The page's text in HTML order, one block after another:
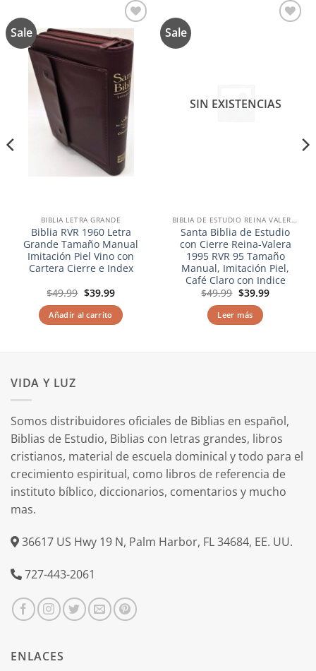
Sale
a la
lista de
deseos
BIBLIA LETRA GRANDE
Biblia RVR 1960 Letra
Grande Tamaño Manual
Imitación Piel Vino con
Cartera Cierre e Index
$49.99 El
precio
original
era:
$49.99.
$39.99El
actual
es:
$39.99.
Añadir al carrito
Sale
SIN EXISTENCIAS
BIBLIA DE ESTUDIO REINA VALERA RVR
Santa Biblia de Estudio
con Cierre Reina-Valera
1995 RVR 95 Tamaño
Manual, Imitación Piel,
Café Claro con Indice
$49.99 El
precio
original
era:
$49.99.
$39.99El
Leer más
VIDA Y LUZ
Somos distribuidores oficiales de Biblias en español,
Biblias de Estudio, Biblias con letras grandes, libros
cristianos, material de escuela dominical y todo para el
crecimiento espiritual, como libros de referencia de
instituto bíblico, diccionarios, comentarios y mucho
mas.
36617 US Hwy 19 N, Palm Harbor, FL 34684, EE. UU.
727-443-2061
ENLACES